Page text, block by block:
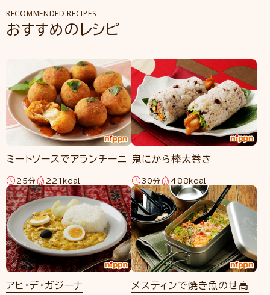
RECOMMENDED RECIPES
おすすめのレシピ
ミートソースでアランチーニ
25分 221kcal
鬼にから棒太巻き
30分 488kcal
アヒ・デ・ガジーナ
メスティンで焼き魚のせ高